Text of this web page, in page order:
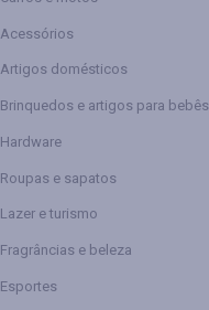
Acessórios
Artigos domésticos
Brinquedos e artigos para bebês
Hardware
Roupas e sapatos
Lazer e turismo
Fragrâncias e beleza
Esportes